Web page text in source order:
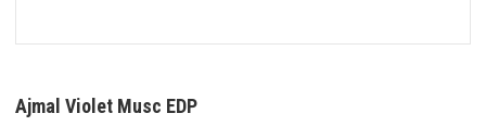
Ajmal Violet Musc EDP